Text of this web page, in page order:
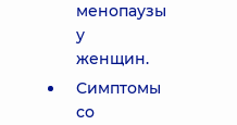
менопаузы
у
женщин.
Симптомы
со